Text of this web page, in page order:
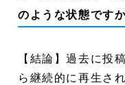
のような状態です
【結論】過去に投
ら継続的に再生さ